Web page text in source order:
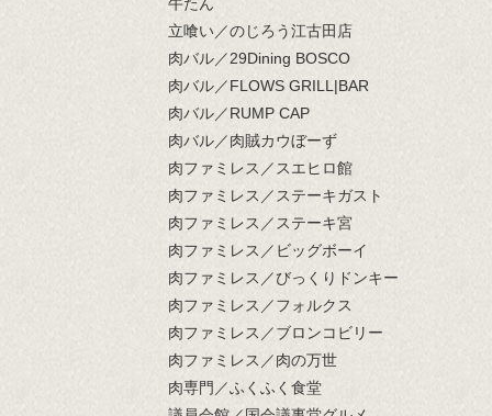
立喰い／のじろう江古田店
肉バル／29Dining BOSCO
肉バル／FLOWS GRILL|BAR
肉バル／RUMP CAP
肉バル／肉賊カウぼーず
肉ファミレス／スエヒロ館
肉ファミレス／ステーキガスト
肉ファミレス／ステーキ宮
肉ファミレス／ビッグボーイ
肉ファミレス／びっくりドンキー
肉ファミレス／フォルクス
肉ファミレス／ブロンコビリー
肉ファミレス／肉の万世
肉専門／ふくふく食堂